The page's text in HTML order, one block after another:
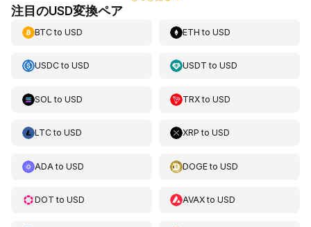
注目のUSD変換ペア
BTCto USD ETH toUSD
USDCto USD USDT toUSD
SOL to USD TRXtoUSD
LTCto USD XRP toUSD
ADA to USD DOGEtoUSD
DOT to USD AVAXtoUSD